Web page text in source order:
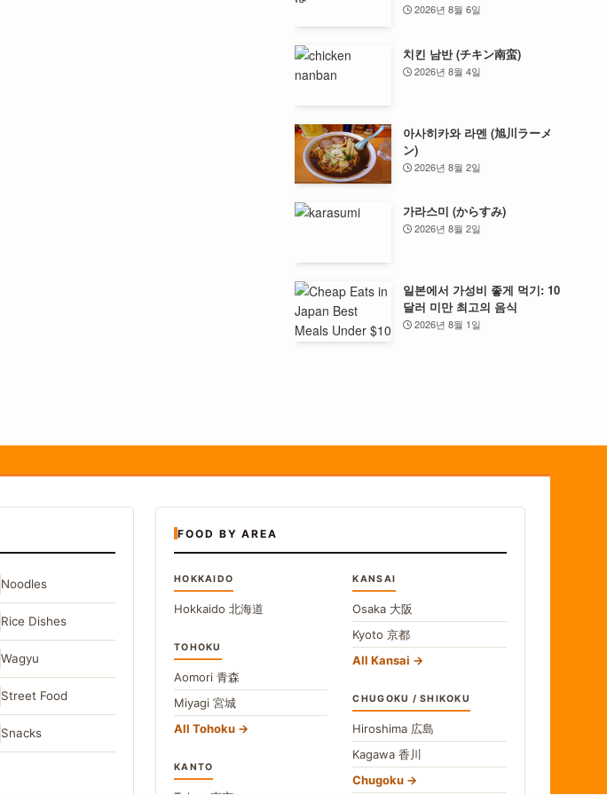
2026년 8월 6일
치킨 남반 (チキン南蛮)
2026년 8월 4일
아사히카와 라멘 (旭川ラーメ
ン)
2026년 8월 2일
가라스미 (からすみ)
2026년 8월 2일
일본에서 가성비 좋게 먹기: 10
달러 미만 최고의 음식
2026년 8월 1일
Noodles
Rice Dishes
Wagyu
Street Food
Snacks
FOOD BY AREA
HOKKAIDO
Hokkaido 北海道
TOHOKU
Aomori 青森
Miyagi 宮城
All Tohoku
KANTO
KANSAI
Osaka 大阪
Kyoto京都
All Kansai
CHUGOKU / SHIKOKU
Hiroshima 広島
Kagawa香川
Chugoku